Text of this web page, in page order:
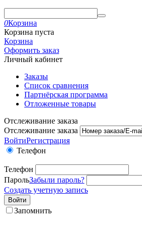
0Корзина
Корзина пуста
Корзина
Оформить заказ
Личный кабинет
Заказы
Список сравнения
Партнёрская программа
Отложенные товары
Отслеживание заказа
Отслеживание заказа
ВойтиРегистрация
Телефон
Телефон
ПарольЗабыли пароль?
Создать учетную запись
Войти
Запомнить